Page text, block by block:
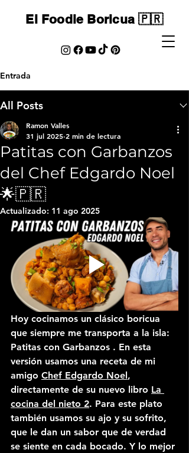
El Foodie Boricua 🇵🇷
Entrada
All Posts
Patitas con Garbanzos
del Chef Edgardo Noel
🌟🇵🇷
Ramon Valles
31 jul 2025 2 min de lectura
Actualizado: 11 ago 2025
Hoy cocinamos un clásico boricua
que siempre me transporta a la isla:
Patitas con Garbanzos . En esta
versión usamos una receta de mi
amigo Chef Edgardo Noel,
directamente de su nuevo libro La
cocina del nieto 2. Para este plato
también usamos su ajo y su sofrito,
que le dan un sabor que de verdad
se siente en cada bocado. Y lo mejor